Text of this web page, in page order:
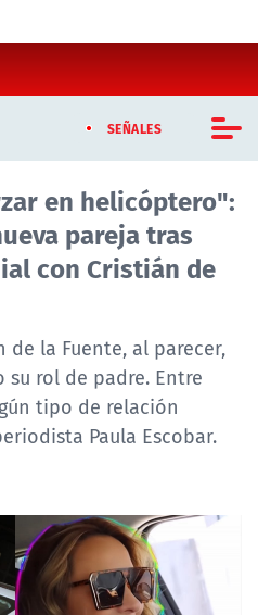
SEÑALES
en helicóptero":
pareja tras
con Cristián de
de la Fuente, al parecer,
rol de padre. Entre
tipo de relación
Paula Escobar.